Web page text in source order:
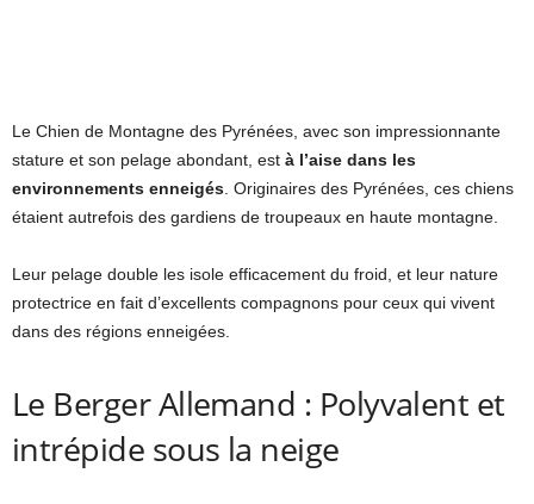
Le Chien de Montagne des Pyrénées, avec son impressionnante
stature et son pelage abondant, est à l’aise dans les
environnements enneigés. Originaires des Pyrénées, ces chiens
étaient autrefois des gardiens de troupeaux en haute montagne.
Leur pelage double les isole efficacement du froid, et leur nature
protectrice en fait d’excellents compagnons pour ceux qui vivent
dans des régions enneigées.
Le Berger Allemand : Polyvalent et
intrépide sous la neige